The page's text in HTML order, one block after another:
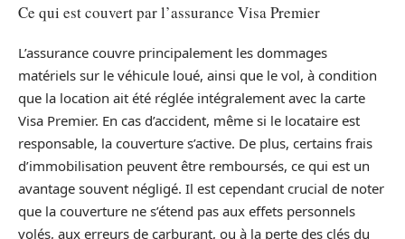
Ce qui est couvert par l’assurance Visa Premier
L’assurance couvre principalement les dommages
matériels sur le véhicule loué, ainsi que le vol, à condition
que la location ait été réglée intégralement avec la carte
Visa Premier. En cas d’accident, même si le locataire est
responsable, la couverture s’active. De plus, certains frais
d’immobilisation peuvent être remboursés, ce qui est un
avantage souvent négligé. Il est cependant crucial de noter
que la couverture ne s’étend pas aux effets personnels
volés, aux erreurs de carburant, ou à la perte des clés du